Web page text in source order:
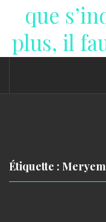
que
plus, il
Étiquette :